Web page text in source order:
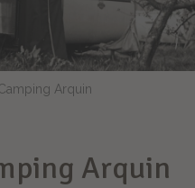
Arquin
Arquin